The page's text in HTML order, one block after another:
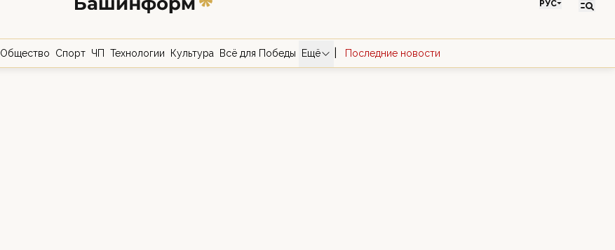
РУС
Общество Спорт ЧП Технологии Культура Всё для Победы Ещё Последние новости